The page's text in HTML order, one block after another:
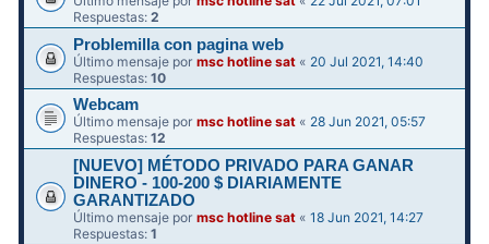
Respuestas:2
Problemilla con pagina web
Último mensaje pormsc hotline sat « 20 Jul 2021, 14:40
Respuestas:10
Webcam
Último mensaje pormsc hotline sat « 28 Jun 2021, 05:57
Respuestas:12
[NUEVO] MÉTODO PRIVADO PARA GANAR
DINERO - 100-200 $ DIARIAMENTE
GARANTIZADO
Último mensaje pormsc hotline sat «18 Jun 2021, 14:27
Respuestas:1